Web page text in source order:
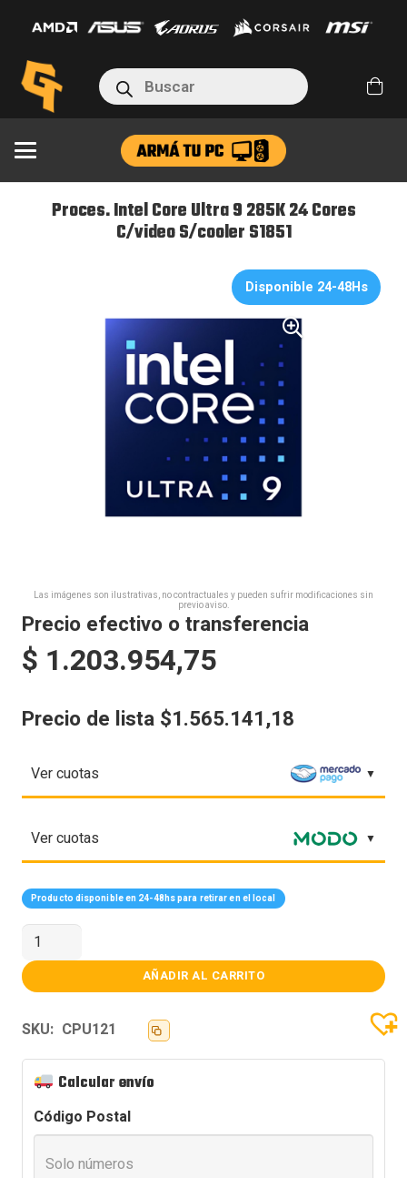
Búsqueda
de
productos
Proces. Intel Core Ultra 9 285K 24 Cores
C/video S/cooler S1851
Disponible 24-48Hs
Las imágenes son ilustrativas, no contractuales y pueden sufrir modificaciones sin
previo aviso.
Precio efectivo o transferencia
$ 1.203.954,75
Precio de lista $1.565.141,18
Ver cuotas
Ver cuotas
Producto disponible en 24-48hs para retirar en el local
Proces.
Intel
Core
Ultra
9
24
Cores
S/cooler
S1851
cantidad
AÑADIR AL CARRITO
SKU: CPU121
Calcular envío
Código Postal
Ultra
9
285K
24
Cores
C/video
S1851